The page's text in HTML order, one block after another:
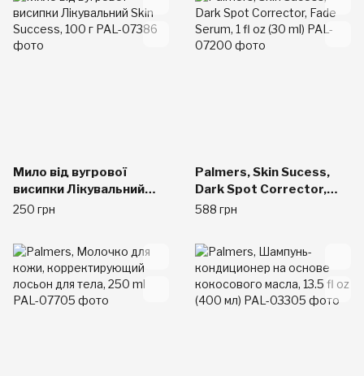
Мило від вугрової
висипки Лікувальний
Skin Success, 100 г
250 грн
Palmers, Skin Sucess,
Dark Spot Corrector,
Fade Serum, 1 fl oz (30
588 грн